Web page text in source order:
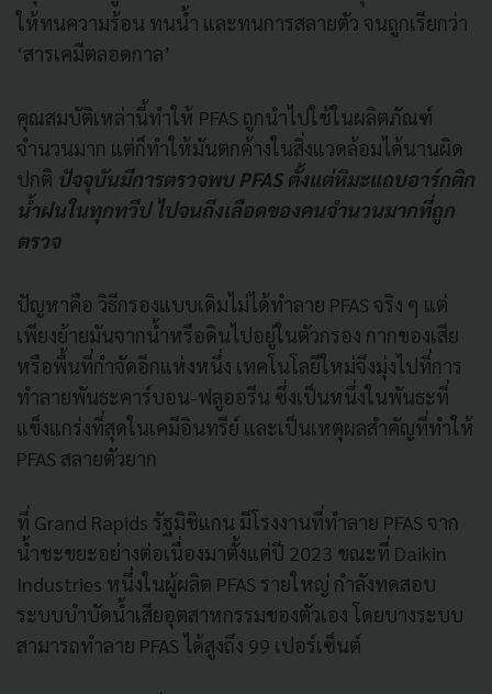
ให้ทนความร้อน ทนน้ำ และทนการสลายตัว จนถูกเรียกว่า
‘สารเคมีตลอดกาล’
คุณสมบัติเหล่านี้ทำให้ PFAS ถูกนำไปใช้ในผลิตภัณฑ์
จำนวนมาก แต่ก็ทำให้มันตกค้างในสิ่งแวดล้อมได้นานผิด
ปกติ ปัจจุบันมีการตรวจพบ PFAS ตั้งแต่หิมะแถบอาร์กติก
น้ำฝนในทุกทวีป ไปจนถึงเลือดของคนจำนวนมากที่ถูก
ตรวจ
ปัญหาคือ วิธีกรองแบบเดิมไม่ได้ทำลาย PFAS จริง ๆ แต่
เพียงย้ายมันจากน้ำหรือดินไปอยู่ในตัวกรอง กากของเสีย
หรือพื้นที่กำจัดอีกแห่งหนึ่ง เทคโนโลยีใหม่จึงมุ่งไปที่การ
ทำลายพันธะคาร์บอน-ฟลูออรีน ซึ่งเป็นหนึ่งในพันธะที่
แข็งแกร่งที่สุดในเคมีอินทรีย์ และเป็นเหตุผลสำคัญที่ทำให้
PFAS สลายตัวยาก
ที่ Grand Rapids รัฐมิชิแกน มีโรงงานที่ทำลาย PFAS จาก
น้ำชะขยะอย่างต่อเนื่องมาตั้งแต่ปี 2023 ขณะที่ Daikin
Industries หนึ่งในผู้ผลิต PFAS รายใหญ่ กำลังทดสอบ
ระบบบำบัดน้ำเสียอุตสาหกรรมของตัวเอง โดยบางระบบ
สามารถทำลาย PFAS ได้สูงถึง 99 เปอร์เซ็นต์